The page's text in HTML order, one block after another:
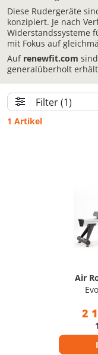
Diese Rudergeräte
konzipiert. Je nach
Widerstandssysteme
mit Fokus auf
Auf renewfit.com
generalüberholt
Filter(1)
1 Artikel
Air
2